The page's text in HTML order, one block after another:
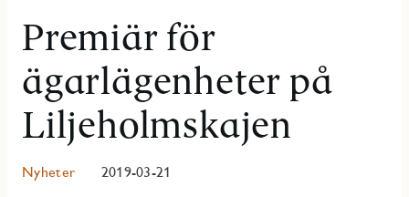
Premiär för
ägarlägenheter på
Liljeholmskajen
Nyheter 2019-03-21